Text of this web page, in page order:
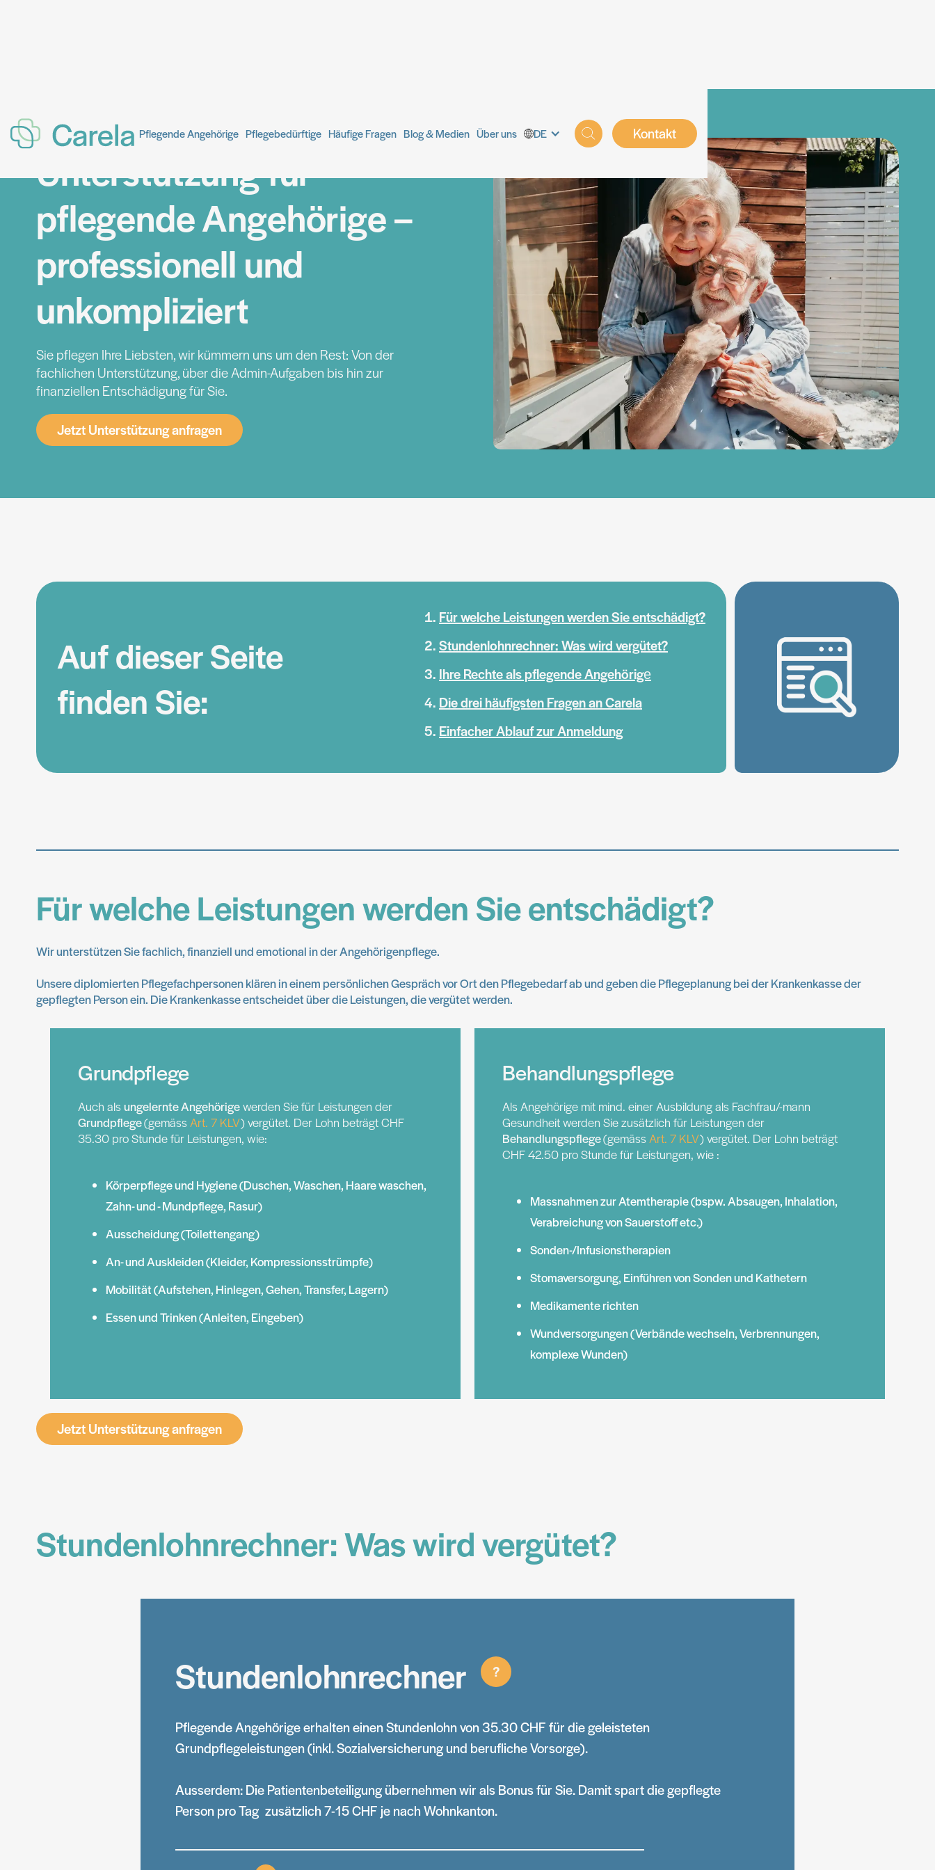
Pflegende Angehörige Pflegebedürftige Häufige Fragen Blog & Medien Über uns DE Kontakt
Unterstützung für
pflegende Angehörige –
professionell und
unkompliziert
Sie pflegen Ihre Liebsten, wir kümmern uns um den Rest: Von der
fachlichen Unterstützung, über die Admin-Aufgaben bis hin zur
finanziellen Entschädigung für Sie.
Jetzt Unterstützung anfragen
Auf dieser Seite
finden Sie:
Für welche Leistungen werden Sie entschädigt?
Stundenlohnrechner: Was wird vergütet?
Ihre Rechte als pflegende Angehörige
Die drei häufigsten Fragen an Carela
Einfacher Ablauf zur Anmeldung
Für welche Leistungen werden Sie entschädigt?
Wir unterstützen Sie fachlich, finanziell und emotional in der Angehörigenpflege.
Unsere diplomierten Pflegefachpersonen klären in einem persönlichen Gespräch vor Ort den Pflegebedarf ab und geben die Pflegeplanung bei der Krankenkasse der
gepflegten Person ein. Die Krankenkasse entscheidet über die Leistungen, die vergütet werden.
Grundpflege
Auch alsungelernte Angehörigewerden Sie für Leistungen der
Grundpflege(gemässArt. 7 KLV) vergütet. Der Lohn beträgt CHF
35.30 pro Stunde für Leistungen, wie:
Körperpflege und Hygiene (Duschen, Waschen, Haare waschen,
Zahn- und - Mundpflege, Rasur)
Ausscheidung (Toilettengang)
An- und Auskleiden (Kleider, Kompressionsstrümpfe)
Mobilität (Aufstehen, Hinlegen, Gehen, Transfer, Lagern)
Essen und Trinken (Anleiten, Eingeben)
Behandlungspflege
Als Angehörige mit mind. einer Ausbildung als Fachfrau/-mann
Gesundheit werden Sie zusätzlich für Leistungen der
Behandlungspflege(gemässArt. 7 KLV) vergütet. Der Lohn beträgt
CHF 42.50 pro Stunde für Leistungen, wie :
Massnahmen zur Atemtherapie (bspw. Absaugen, Inhalation,
Verabreichung von Sauerstoff etc.)
Sonden-/Infusionstherapien
Stomaversorgung, Einführen von Sonden und Kathetern
Medikamente richten
Wundversorgungen (Verbände wechseln, Verbrennungen,
komplexe Wunden)
Jetzt Unterstützung anfragen
Stundenlohnrechner: Was wird vergütet?
Stundenlohnrechner ?
Pflegende Angehörige erhalten einen Stundenlohn von 35.30 CHF für die geleisteten
Grundpflegeleistungen (inkl. Sozialversicherung und berufliche Vorsorge).
Ausserdem: Die Patientenbeteiligung übernehmen wir als Bonus für Sie. Damit spart die gepflegte
Person pro Tag zusätzlich 7-15 CHF je nach Wohnkanton.